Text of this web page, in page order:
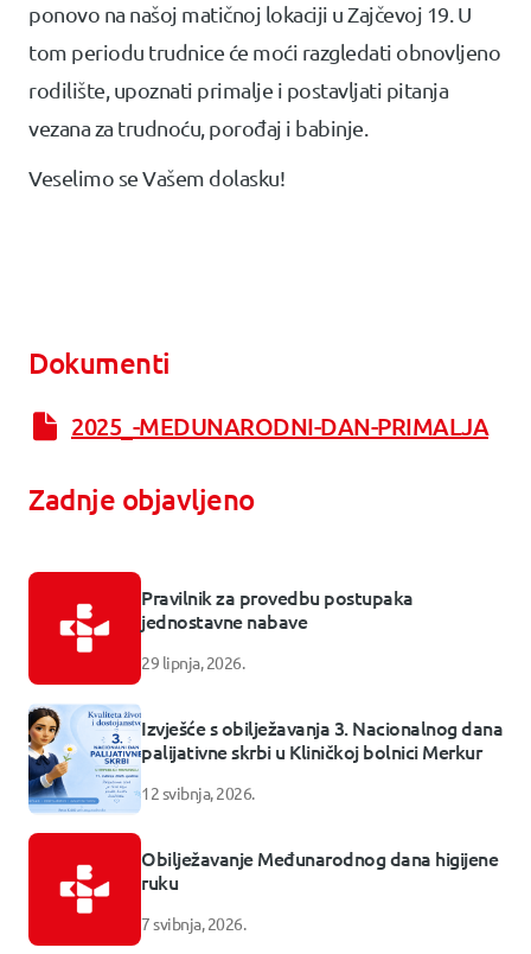
Zadnje objavljeno
Pravilnik za provedbu postupaka
jednostavne nabave
29 lipnja, 2026.
Izvješće s obilježavanja 3. Nacionalnog dana
palijativne skrbi u Kliničkoj bolnici Merkur
12 svibnja, 2026.
Obilježavanje Međunarodnog dana higijene
ruku
7 svibnja, 2026.
ponovo na našoj matičnoj lokaciji u Zajčevoj 19. U
tom periodu trudnice će moći razgledati obnovljeno
rodilište, upoznati primalje i postavljati pitanja
vezana za trudnoću, porođaj i babinje.
Veselimo se Vašem dolasku!
Dokumenti
2025_-MEDUNARODNI-DAN-PRIMALJA